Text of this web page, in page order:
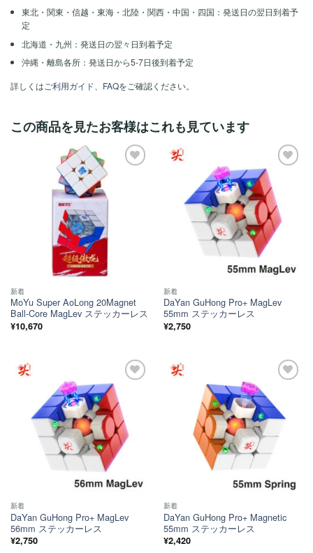
東北・関東・信越・東海・北陸・関西・中国・四国：発送日の翌日到着予
定
北海道・九州：発送日の翌々日到着予定
沖縄・離島各所：発送日から5-7日後到着予定
詳しくはご利用ガイド FAQをご確認ください。
この商品を見たお客様はこれも見ています
新着
MoYu Super AoLong 20Magnet
Ball-Core MagLev ステッカーレス
¥10,670
新着
DaYan GuHong Pro+ MagLev
55mm ステッカーレス
¥2,750
新着
DaYan GuHong Pro+ MagLev
56mm ステッカーレス
¥2,750
新着
DaYan GuHong Pro+ Magnetic
55mm ステッカーレス
¥2,420